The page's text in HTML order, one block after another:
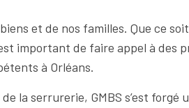
et de nos familles. Que ce
important de faire appel à des
à Orléans.
la serrurerie, GMBS s’est